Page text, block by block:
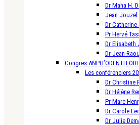
Dr Maha H.
Jean Jouzel
Dr Catherine
Pr Hervé
Dr Elisabeth
Dr Jean-
Congres ANPH’ODENTH
Les conférenciers
Dr Christine
Dr Hélène
Pr Marc
Dr Carole
Dr Julie